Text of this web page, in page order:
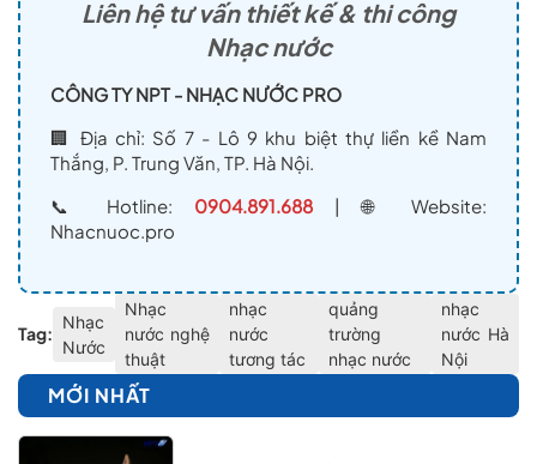
Liên hệ tư vấn thiết kế & thi công
Nhạc nước
CÔNG TY NPT - NHẠC NƯỚC PRO
🏢 Địa chỉ: Số 7 - Lô 9 khu biệt thự liền kề Nam
Thắng, P. Trung Văn, TP. Hà Nội.
📞 Hotline: 0904.891.688 | 🌐 Website:
Nhacnuoc.pro
Tag:
Nhạc
Nước
Nhạc
nước nghệ
thuật
nhạc
nước
tương tác
quảng
trường
nhạc nước
nhạc
nước Hà
Nội
MỚI NHẤT